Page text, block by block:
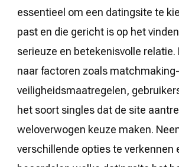
essentieel om een datingsite te
past en die gericht is op het
serieuze en betekenisvolle relatie.
naar factoren zoals
veiligheidsmaatregelen,
het soort singles dat de site
weloverwogen keuze maken.
verschillende opties te verkennen